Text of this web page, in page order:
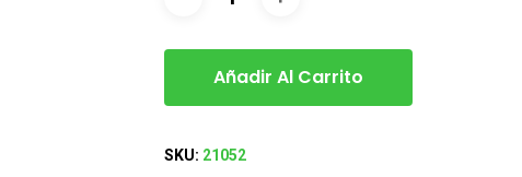
Añadir Al Carrito
SKU: 21052